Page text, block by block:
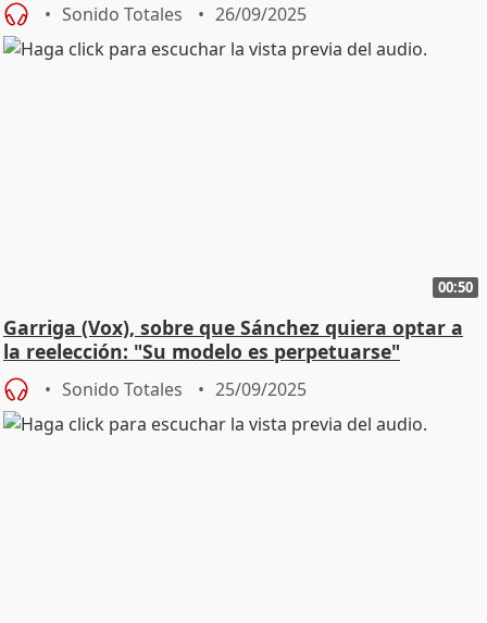
Sonido Totales 26/09/2025
00:50
Garriga (Vox), sobre que Sánchez quiera optar a
la reelección: "Su modelo es perpetuarse"
Sonido Totales 25/09/2025